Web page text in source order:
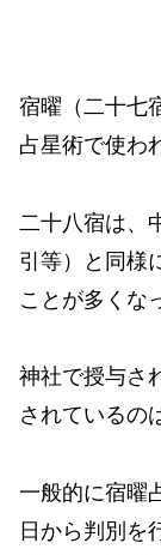
宿曜（二十七
占星術で使わ
二十八宿は、
引等）と同様
ことが多くな
神社で授与さ
されているの
一般的に宿曜
日から判別を